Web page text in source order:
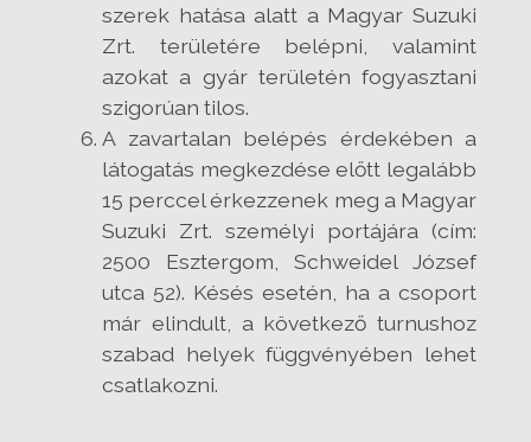
szerek hatása alatt a Magyar Suzuki
Zrt. területére belépni, valamint
azokat a gyár területén fogyasztani
szigorúan tilos.
A zavartalan belépés érdekében a
látogatás megkezdése előtt legalább
15 perccel érkezzenek meg a Magyar
Suzuki Zrt. személyi portájára (cím:
2500 Esztergom, Schweidel József
utca 52). Késés esetén, ha a csoport
már elindult, a következő turnushoz
szabad helyek függvényében lehet
csatlakozni.